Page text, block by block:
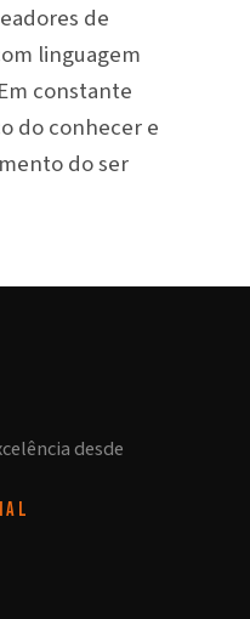
de
linguagem
constante
do conhecer e
do ser
desde